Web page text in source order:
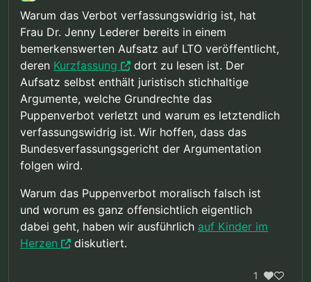
Warum das Verbot verfassungswidrig ist, hat
Frau Dr. Jenny Lederer bereits in einem
bemerkenswerten Aufsatz auf LTO veröffentlicht,
deren Kurzfassung
dort zu lesen ist. Der
Aufsatz selbst enthält juristisch stichhaltige
Argumente, welche Grundrechte das
Puppenverbot verletzt und warum es letztendlich
verfassungswidrig ist. Wir hoffen, dass das
Bundesverfassungsgericht der Argumentation
folgen wird.
Warum das Puppenverbot moralisch falsch ist
und worum es ganz offensichtlich eigentlich
dabei geht, haben wir ausführlich auf Kinder im
Herzen
diskutiert.
1